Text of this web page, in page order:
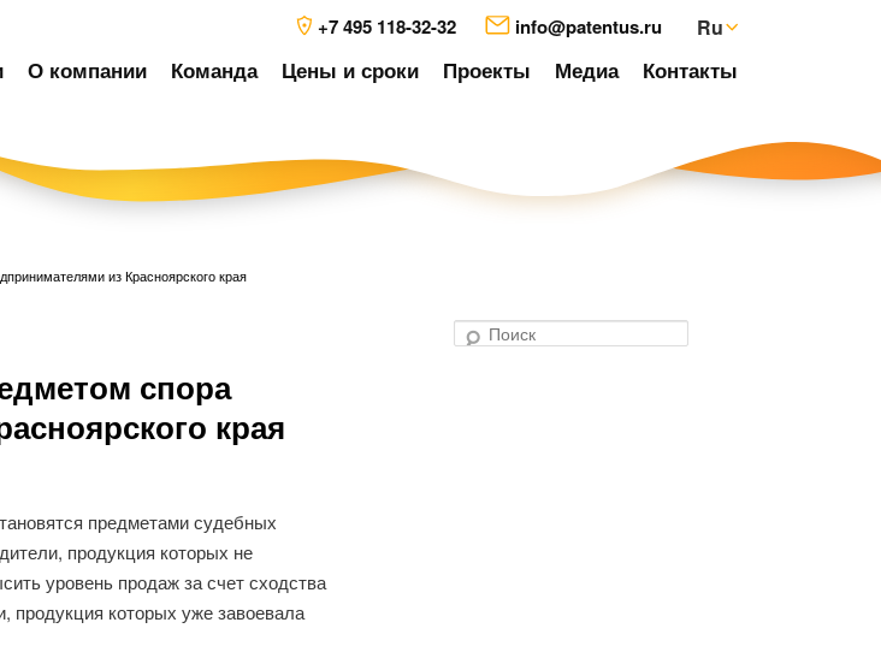
+7 495 118-32-32 info@patentus.ru Ru
О компании Команда Цены и сроки Проекты Медиа Контакты
из Красноярского края
спора
края
предметами судебных
продукция которых не
уровень продаж за счет сходства
продукция которых уже завоевала